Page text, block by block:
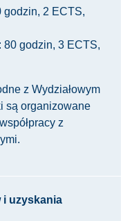
godzin, 2 ECTS,
80 godzin, 3 ECTS,
z Wydziałowym
są organizowane
z
i uzyskania